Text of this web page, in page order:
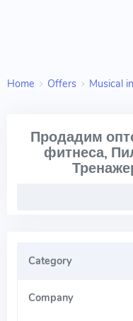
Home Offers Musical
Продадим
фитнеса,
Category
Company